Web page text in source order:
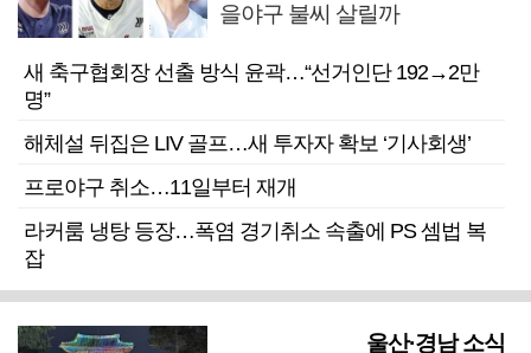
을야구 불씨 살릴까
새 축구협회장 선출 방식 윤곽…“선거인단 192→2만
명”
해체설 뒤집은 LIV 골프…새 투자자 확보 ‘기사회생’
프로야구 취소…11일부터 재개
라커룸 냉탕 등장…폭염 경기취소 속출에 PS 셈법 복
잡
울산·경남 소식